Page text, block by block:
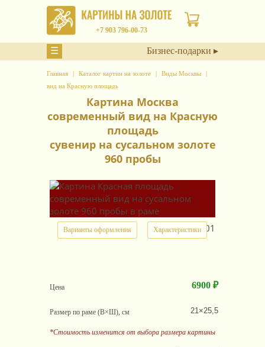
+7 903 796-00-73
☰ Бизнес-подарки ▸
Главная Каталог картин на золоте
Виды Москвы
вид на Красную площадь
Картина Москва
современный вид на Красную
площадь
сувенир на сусальном золоте
960 пробы
Варианты оформления Характеристики
арт.41701
Цена 6900 ₽
Размер по раме (В×Ш), см 21×25,5
*Стоимость изменится от выбора размера картины